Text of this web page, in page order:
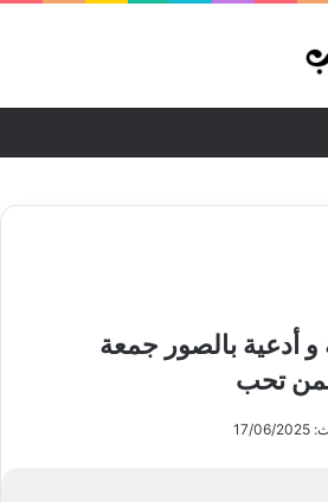
أدعية بالصور جمعة
لمن تحب
هنا